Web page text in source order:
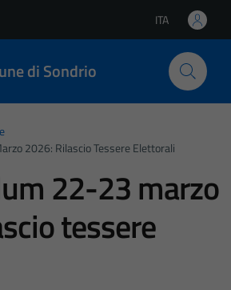
Lingua attiva:
ITA
di Sondrio
2026: Rilascio Tessere Elettorali
22-23 marzo
tessere